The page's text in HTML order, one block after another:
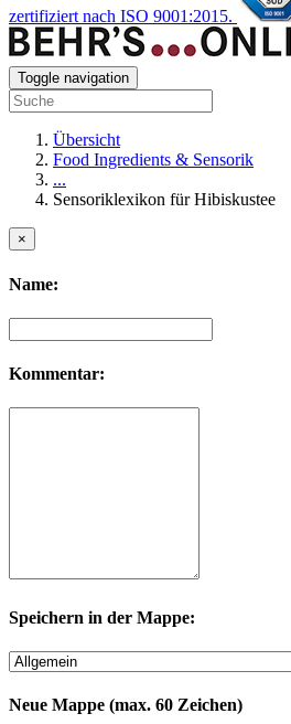
zertifiziert nach ISO 9001:2015.
Toggle navigation
Übersicht
Food Ingredients & Sensorik
...
Sensoriklexikon für Hibiskustee
×
Name:
Kommentar:
Speichern in der Mappe:
Neue Mappe (max. 60 Zeichen)